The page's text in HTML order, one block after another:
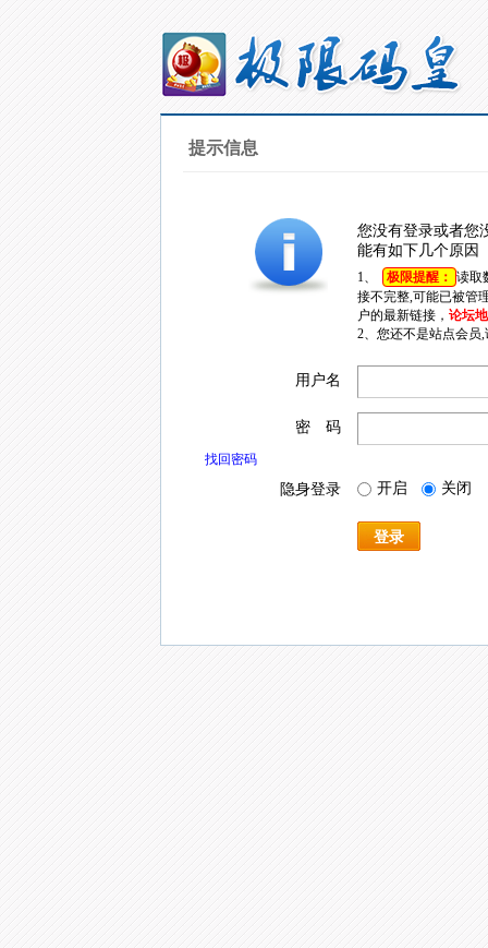
提示信息
您没有登录或者您
能有如下几个原因
1、 极限提醒： 读取
接不完整,可能已被管
户的最新链接， 论坛
2、您还不是站点会员
用户名
密 码
找回密码
隐身登录 开启 关闭
登录